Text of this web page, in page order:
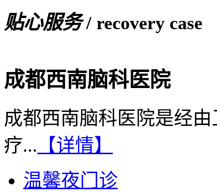
贴心服务/ recovery case
成都西南脑科医院
成都西南脑科医院是经
疗... 【详情】
温馨夜门诊